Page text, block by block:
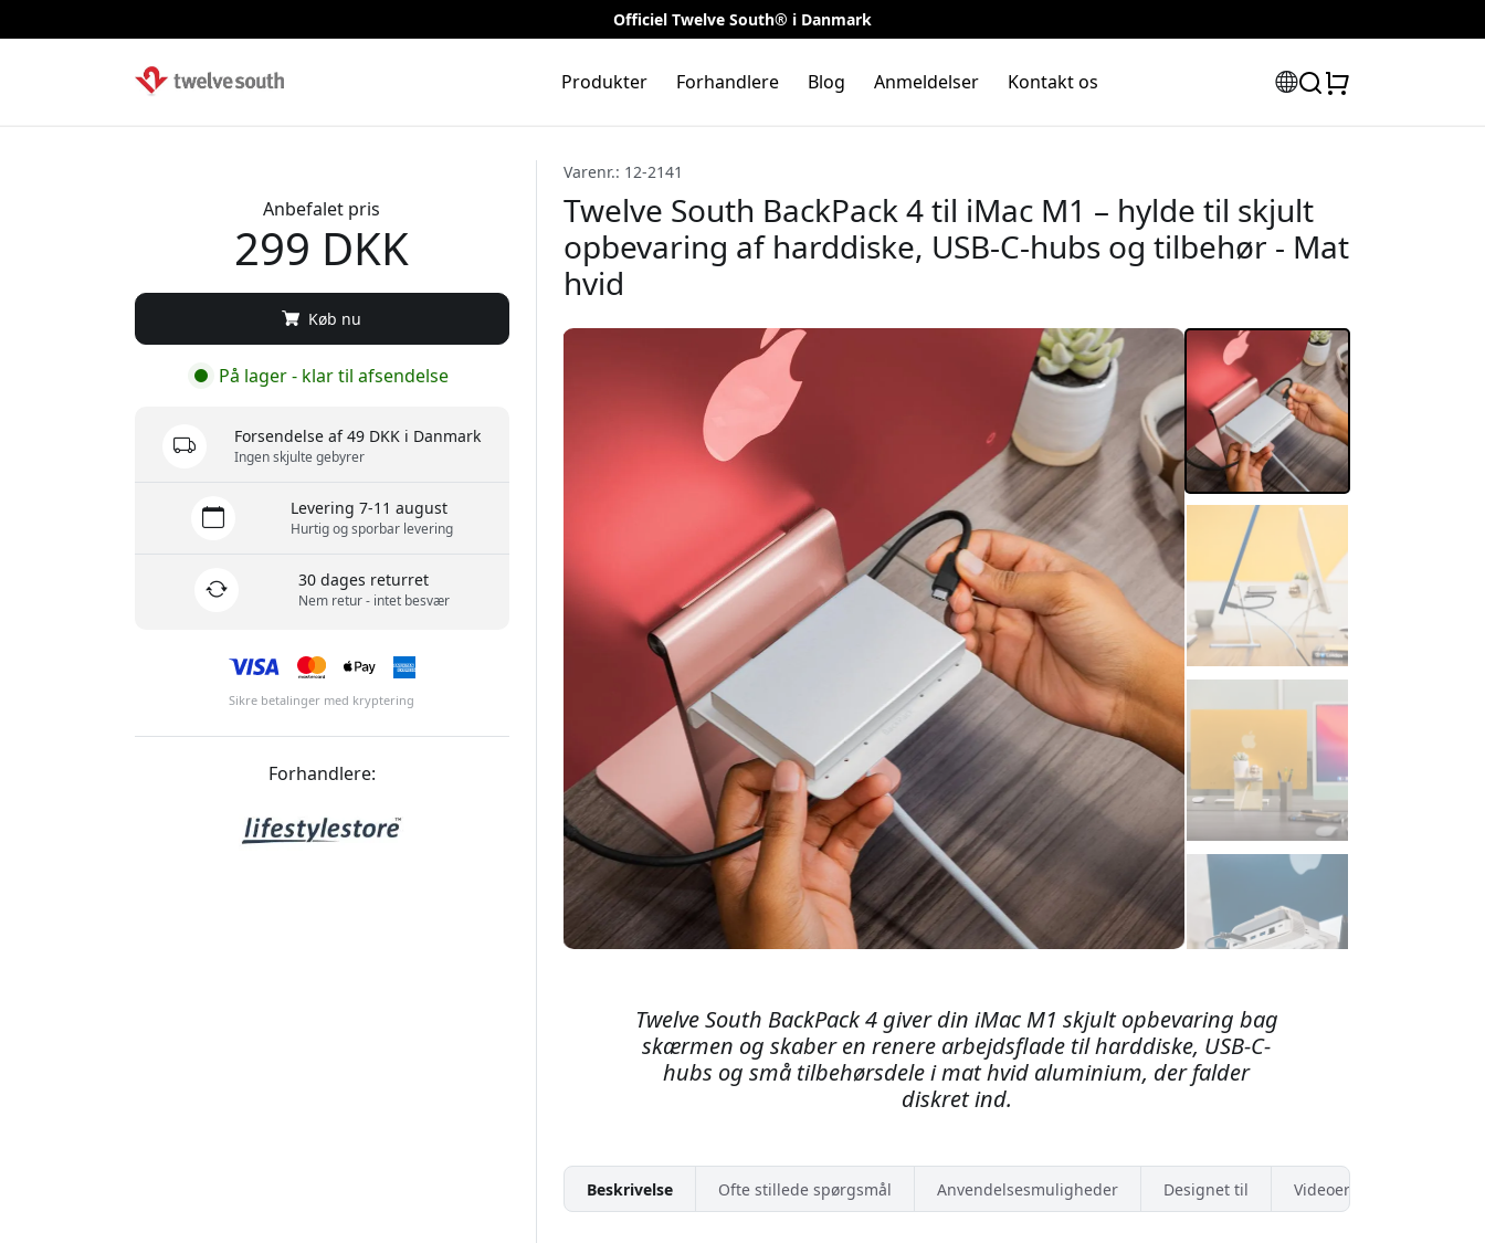
Officiel Twelve South® i Danmark
Produkter Forhandlere Blog Anmeldelser Kontakt os
Varenr.: 12-2141
Twelve South BackPack 4 til iMac M1 – hylde til skjult
opbevaring af harddiske, USB-C-hubs og tilbehør - Mat
hvid
Twelve South BackPack 4 giver din iMac M1 skjult opbevaring bag
skærmen og skaber en renere arbejdsflade til harddiske, USB-C-
hubs og små tilbehørsdele i mat hvid aluminium, der falder
diskret ind.
Beskrivelse Ofte stillede spørgsmål Anvendelsesmuligheder Designet til Videoer
Anbefalet pris
299 DKK
Køb nu
På lager - klar til afsendelse
Forsendelse af 49 DKK i Danmark
Ingen skjulte gebyrer
Levering 7-11 august
Hurtig og sporbar levering
30 dages returret
Nem retur - intet besvær
Sikre betalinger med kryptering
Forhandlere: